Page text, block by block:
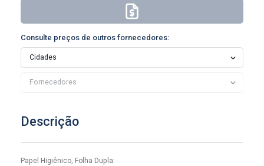
Consulte preços de outros fornecedores:
Descrição
Papel Higiênico, Folha Dupla: